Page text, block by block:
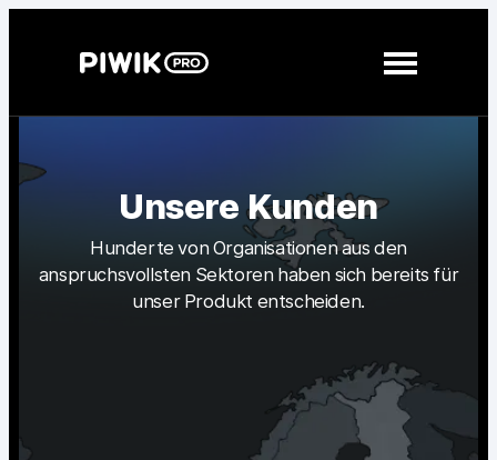
Analytics
Tag Manager
Customer Data Platform
Unsere Kunden
Hunderte von Organisationen aus den
anspruchsvollsten Sektoren haben sich bereits für
unser Produkt entscheiden.